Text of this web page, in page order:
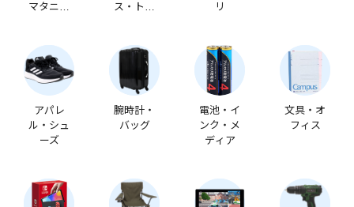
マタニテ
ス・トイ
リ
アパレ
ル・シュ
ーズ
腕時計・
バッグ
電池・イ
ンク・メ
ディア
文具・オ
フィス